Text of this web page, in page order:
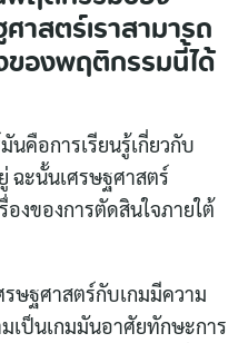
าสตร์เราสามารถ
ของพฤติกรรมนี้ได้
คือการเรียนรู้เกี่ยวกับ
ฉะนั้นเศรษฐศาสตร์
งของการตัดสินใจภายใต้
รษฐศาสตร์กับเกมมีความ
เป็นเกมมันอาศัยทักษะการ